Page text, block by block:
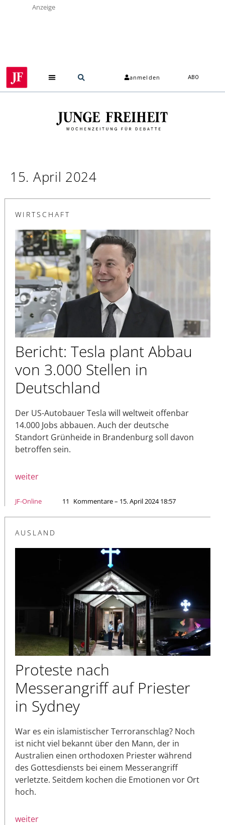
Anzeige
anmelden ABO
15. April 2024
WIRTSCHAFT
Bericht: Tesla plant Abbau
von 3.000 Stellen in
Deutschland
Der US-Autobauer Tesla will weltweit offenbar
14.000 Jobs abbauen. Auch der deutsche
Standort Grünheide in Brandenburg soll davon
betroffen sein.
weiter
JF-Online 11 Kommentare – 15. April 2024 18:57
AUSLAND
Proteste nach
Messerangriff auf Priester
in Sydney
War es ein islamistischer Terroranschlag? Noch
ist nicht viel bekannt über den Mann, der in
Australien einen orthodoxen Priester während
des Gottesdiensts bei einem Messerangriff
verletzte. Seitdem kochen die Emotionen vor Ort
hoch.
weiter